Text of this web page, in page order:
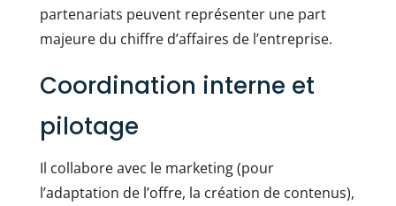
partenariats peuvent représenter une part
majeure du chiffre d’affaires de l’entreprise.
Coordination interne et
pilotage
Il collabore avec le marketing (pour
l’adaptation de l’offre, la création de contenus),